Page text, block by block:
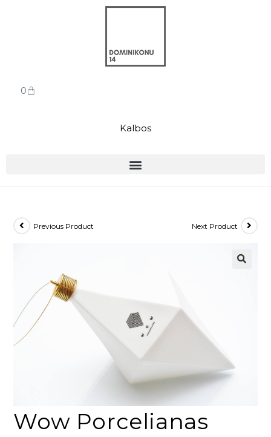
0
Kalbos
Previous Product Next Product
Wow Porcelianas